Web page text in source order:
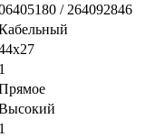
/ 264092846
1
1